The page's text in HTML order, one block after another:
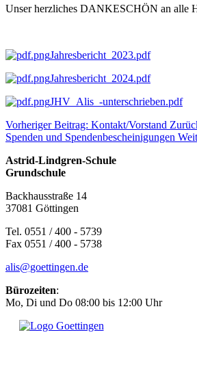
Unser herzliches DANKESCHÖN an alle
Jahresbericht_2023.pdf
Jahresbericht_2024.pdf
JHV_Alis_-unterschrieben.pdf
Vorheriger Beitrag: Kontakt/Vorstand
Spenden und Spendenbescheinigungen
Astrid-Lindgren-Schule
Grundschule
Backhausstraße 14
37081 Göttingen
Tel. 0551 / 400 - 5739
Fax 0551 / 400 - 5738
alis@goettingen.de
Bürozeiten:
Mo, Di und Do 08:00 bis 12:00 Uhr